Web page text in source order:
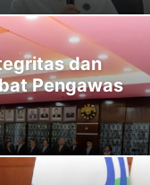
dan
Pengawas